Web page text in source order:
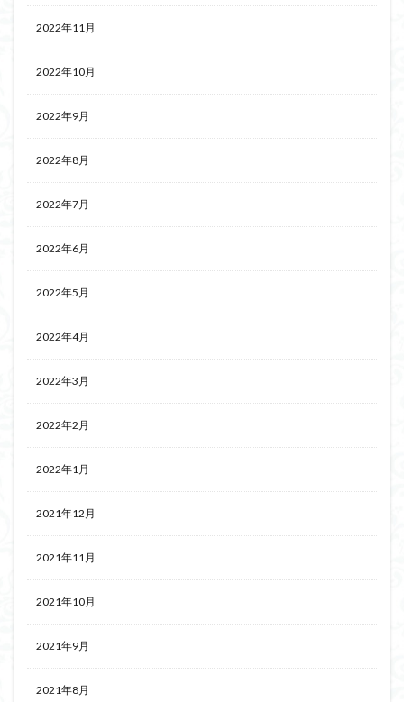
2022年11月
2022年10月
2022年9月
2022年8月
2022年7月
2022年6月
2022年5月
2022年4月
2022年3月
2022年2月
2022年1月
2021年12月
2021年11月
2021年10月
2021年9月
2021年8月